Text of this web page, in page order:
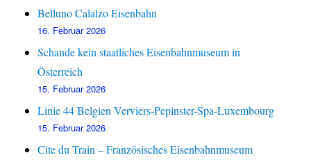
Belluno Calalzo Eisenbahn
16. Februar 2026
Schande kein staatliches Eisenbahnmuseum in
Österreich
15. Februar 2026
Linie 44 Belgien Verviers-Pepinster-Spa-Luxembourg
15. Februar 2026
Cite du Train – Französisches Eisenbahnmuseum